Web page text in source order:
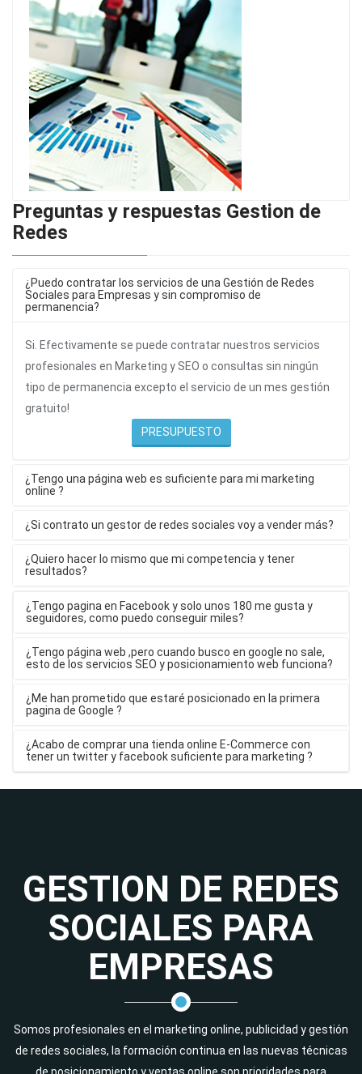
Preguntas y respuestas Gestion de
Redes
¿Puedo contratar los servicios de una Gestión de Redes
Sociales para Empresas y sin compromiso de
permanencia?
Si. Efectivamente se puede contratar nuestros servicios
profesionales en Marketing y SEO o consultas sin ningún
tipo de permanencia excepto el servicio de un mes gestión
gratuito!
PRESUPUESTO
¿Tengo una página web es suficiente para mi marketing
online ?
¿Si contrato un gestor de redes sociales voy a vender más?
¿Quiero hacer lo mismo que mi competencia y tener
resultados?
¿Tengo pagina en Facebook y solo unos 180 me gusta y
seguidores, como puedo conseguir miles?
¿Tengo página web ,pero cuando busco en google no sale,
esto de los servicios SEO y posicionamiento web funciona?
¿Me han prometido que estaré posicionado en la primera
pagina de Google ?
¿Acabo de comprar una tienda online E-Commerce con
tener un twitter y facebook suficiente para marketing ?
GESTION DE REDES
SOCIALES PARA
EMPRESAS
Somos profesionales en el marketing online, publicidad y gestión
de redes sociales, la formación continua en las nuevas técnicas